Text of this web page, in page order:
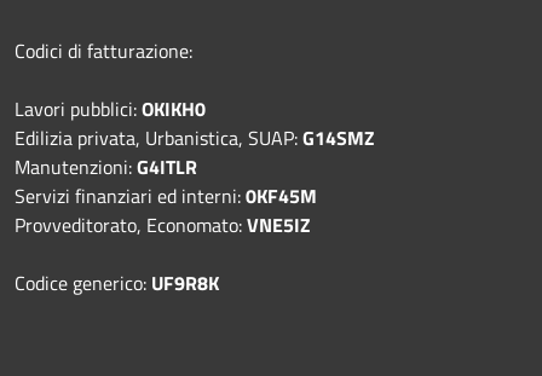
Codici di fatturazione:
Lavori pubblici:OKIKH0
Edilizia privata, Urbanistica, SUAP:G14SMZ
Manutenzioni:G4ITLR
Servizi finanziari ed interni:0KF45M
Provveditorato, Economato:VNE5IZ
Codice generico: UF9R8K